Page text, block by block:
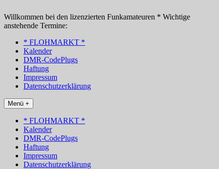
Inhalt
springen
Willkommen bei den lizenzierten Funkamateuren * Wichtige
anstehende Termine:
* FLOHMARKT *
Kalender
DMR-CodePlugs
Haftung
Impressum
Datenschutzerklärung
Menü +
* FLOHMARKT *
Kalender
DMR-CodePlugs
Haftung
Impressum
Datenschutzerklärung